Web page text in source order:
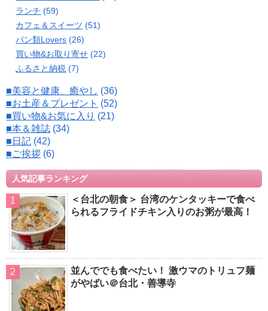
ランチ (59)
カフェ＆スイーツ (51)
パン類Lovers (26)
買い物&お取り寄せ (22)
ふるさと納税 (7)
■美容と健康、癒やし (36)
■お土産＆プレゼント (52)
■買い物&お気に入り (21)
■本＆雑誌 (34)
■日記 (42)
■ご挨拶 (6)
人気記事ランキング
＜台北の朝食＞ 台湾のケンタッキーで食べ
られるフライドチキン入りのお粥が最高！
並んででも食べたい！ 激ウマのトリュフ麺
がやばい＠台北・善導寺